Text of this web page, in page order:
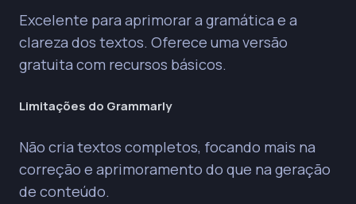
Excelente para aprimorar a gramática e a
clareza dos textos. Oferece uma versão
gratuita com recursos básicos.
Limitações do Grammarly
Não cria textos completos, focando mais na
correção e aprimoramento do que na geração
de conteúdo.